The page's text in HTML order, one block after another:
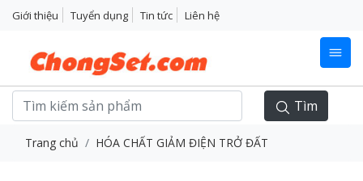
Giới thiệu Tuyển dụng Tin tức Liên hệ
Tìm
Trang chủ HÓA CHẤT GIẢM ĐIỆN TRỞ ĐẤT